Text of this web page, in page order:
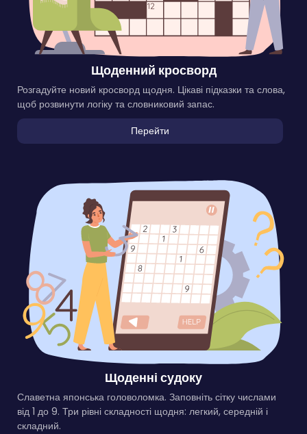
Щоденний кросворд
Розгадуйте новий кросворд щодня. Цікаві підказки та слова,
щоб розвинути логіку та словниковий запас.
Перейти
Щоденні судоку
Славетна японська головоломка. Заповніть сітку числами
від 1 до 9. Три рівні складності щодня: легкий, середній і
складний.